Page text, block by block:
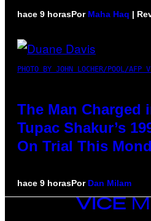
hace 9 horasPor Maha Haq |
PHOTO BY JOHN LOCHER/POOL/AFP
The Man Charged
Tupac Shakur’s
On Trial This
hace 9 horasPor Dan Milam
VICE
MEDIA